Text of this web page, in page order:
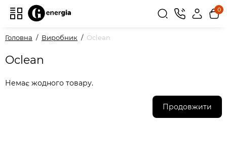
0
Головна Виробник Oclean
Oclean
Немає жодного товару.
Продовжити